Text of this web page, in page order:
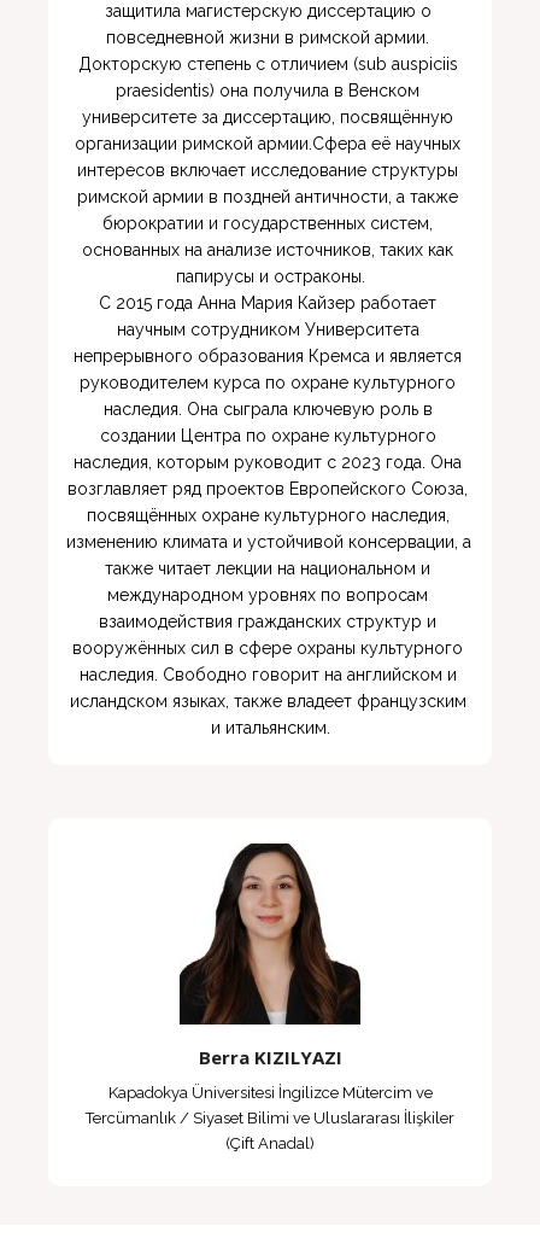
защитила магистерскую диссертацию о
повседневной жизни в римской армии.
Докторскую степень с отличием (sub auspiciis
praesidentis) она получила в Венском
университете за диссертацию, посвящённую
организации римской армии.Сфера её научных
интересов включает исследование структуры
римской армии в поздней античности, а также
бюрократии и государственных систем,
основанных на анализе источников, таких как
папирусы и остраконы.
С 2015 года Анна Мария Кайзер работает
научным сотрудником Университета
непрерывного образования Кремса и является
руководителем курса по охране культурного
наследия. Она сыграла ключевую роль в
создании Центра по охране культурного
наследия, которым руководит с 2023 года. Она
возглавляет ряд проектов Европейского Союза,
посвящённых охране культурного наследия,
изменению климата и устойчивой консервации, а
также читает лекции на национальном и
международном уровнях по вопросам
взаимодействия гражданских структур и
вооружённых сил в сфере охраны культурного
наследия. Свободно говорит на английском и
исландском языках, также владеет французским
Berra KIZILYAZI
Kapadokya Üniversitesi İngilizce Mütercim ve
Tercümanlık / Siyaset Bilimi ve Uluslararası İlişkiler
(Çift Anadal)